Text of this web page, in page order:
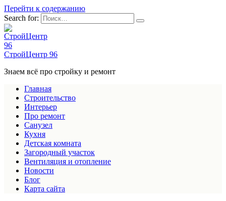
Перейти к содержанию
Search for:
СтройЦентр 96
Знаем всё про стройку и ремонт
Главная
Строительство
Интерьер
Про ремонт
Санузел
Кухня
Детская комната
Загородный участок
Вентиляция и отопление
Новости
Блог
Карта сайта